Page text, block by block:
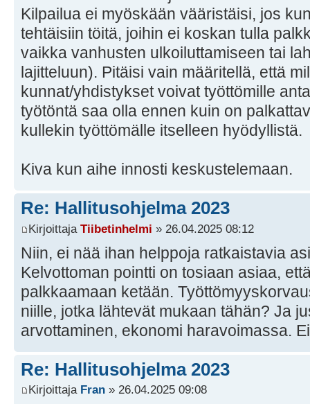
Kilpailua ei myöskään vääristäisi, jos
tehtäisiin töitä, joihin ei koskan tulla
vaikka vanhusten ulkoiluttamiseen tai
lajitteluun). Pitäisi vain määritellä, että
kunnat/yhdistykset voivat työttömille
työtöntä saa olla ennen kuin on
kullekin työttömälle itselleen hyödyllistä.
Kiva kun aihe innosti keskustelemaan.
Re: Hallitusohjelma 2023
Kirjoittaja Tiibetinhelmi » 26.04.2025 08:12
Niin, ei nää ihan helppoja ratkaistavia
Kelvottoman pointti on tosiaan asiaa,
palkkaamaan ketään.
niille, jotka lähtevät mukaan tähän? Ja
arvottaminen, ekonomi haravoimassa.
Re: Hallitusohjelma 2023
Kirjoittaja Fran » 26.04.2025 09:08